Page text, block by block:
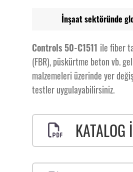
İnşaat sektöründe
Controls 50-C1511 ile fiber
(FBR), püskürtme beton vb.
malzemeleri üzerinde yer
testler uygulayabilirsiniz.
KATALOG